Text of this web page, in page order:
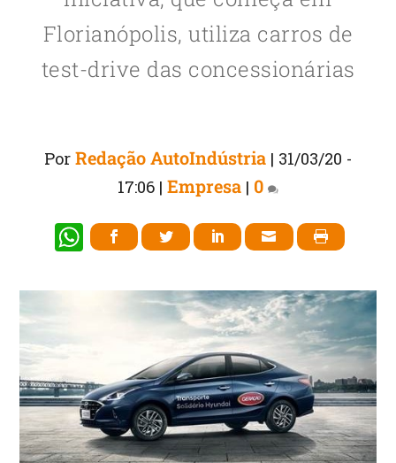
Florianópolis, utiliza carros de
test-drive das concessionárias
Por Redação AutoIndústria | 31/03/20 -
17:06 | Empresa | 0
W
p
p